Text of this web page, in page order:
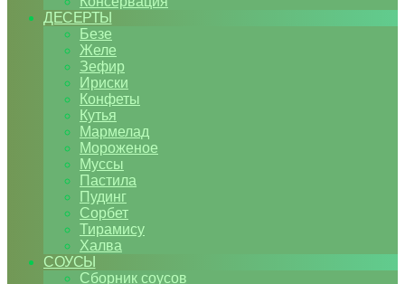
ДЕСЕРТЫ
Безе
Желе
Зефир
Ириски
Конфеты
Кутья
Мармелад
Мороженое
Муссы
Пастила
Пудинг
Сорбет
Тирамису
Халва
СОУСЫ
Сборник соусов